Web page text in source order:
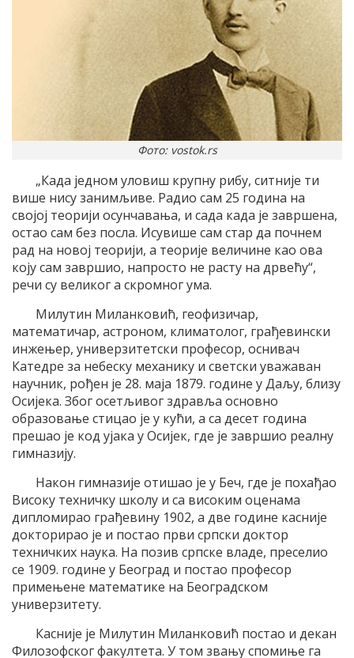
Фото: vostok.rs
„Када једном уловиш крупну рибу, ситније ти
више нису занимљиве. Радио сам 25 година на
својој теорији осунчавања, и сада када је завршена,
остао сам без посла. Исувише сам стар да почнем
рад на новој теорији, а теорије величине као ова
коју сам завршио, напросто не расту на дрвећу“,
речи су великог а скромног ума.
Милутин Миланковић, геофизичар,
математичар, астроном, климатолог, грађевински
инжењер, универзитетски професор, оснивач
Катедре за небеску механику и светски уважаван
научник, рођен је 28. маја 1879. године у Даљу, близу
Осијека. Због осетљивог здравља основно
образовање стицао је у кући, а са десет година
прешао је код ујака у Осијек, где je завршио реалну
гимназију.
Након гимназије отишао је у Беч, где је похађао
Високу техничку школу и са високим оценама
дипломирао грађевину 1902, а две године касније
докторирао је и постао први српски доктор
техничких наука. На позив српске владе, преселио
се 1909. године у Београд и постао професор
примењене математике на Београдском
универзитету.
Касније је Милутин Миланковић постао и декан
Филозофског факултета. У том звању спомиње га